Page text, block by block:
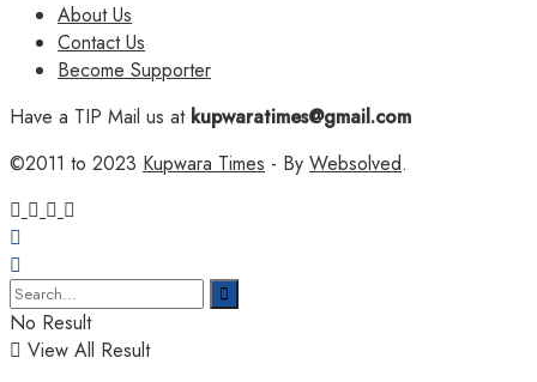
About Us
Contact Us
Become Supporter
Have a TIP Mail us atkupwaratimes@gmail.com
©2011 to 2023 Kupwara Times - By Websolved.
No Result
View All Result